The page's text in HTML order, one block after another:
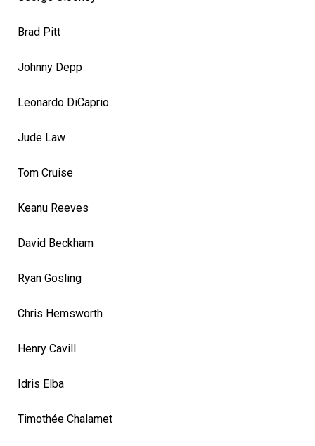
Brad Pitt
Johnny Depp
Leonardo DiCaprio
Jude Law
Tom Cruise
Keanu Reeves
David Beckham
Ryan Gosling
Chris Hemsworth
Henry Cavill
Idris Elba
Timothée Chalamet